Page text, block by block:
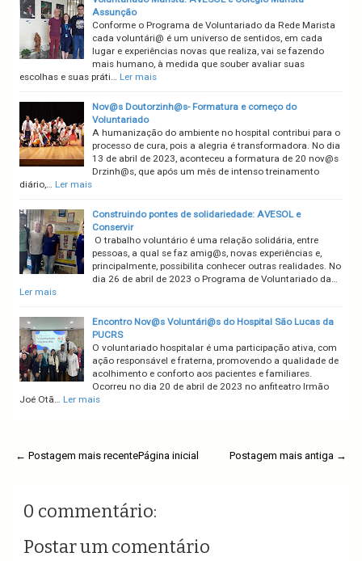
Assunção
Conforme o Programa de Voluntariado da Rede Marista
cada voluntári@ é um universo de sentidos, em cada
lugar e experiências novas que realiza, vai se fazendo
mais humano, à medida que souber avaliar suas
escolhas e suas práti… Ler mais
Nov@s Doutorzinh@s- Formatura e começo do
Voluntariado
A humanização do ambiente no hospital contribui para o
processo de cura, pois a alegria é transformadora. No dia
13 de abril de 2023, aconteceu a formatura de 20 nov@s
Drzinh@s, que após um mês de intenso treinamento
diário,… Ler mais
Construindo pontes de solidariedade: AVESOL e
Conservir
O trabalho voluntário é uma relação solidária, entre
pessoas, a qual se faz amig@s, novas experiências e,
principalmente, possibilita conhecer outras realidades. No
dia 26 de abril de 2023 o Programa de Voluntariado da…
Ler mais
Encontro Nov@s Voluntári@s do Hospital São Lucas da
PUCRS
O voluntariado hospitalar é uma participação ativa, com
ação responsável e fraterna, promovendo a qualidade de
acolhimento e conforto aos pacientes e familiares.
Ocorreu no dia 20 de abril de 2023 no anfiteatro Irmão
Joé Otã… Ler mais
← Postagem mais recente Postagem mais antiga →
Página inicial
0 commentário:
Postar um comentário